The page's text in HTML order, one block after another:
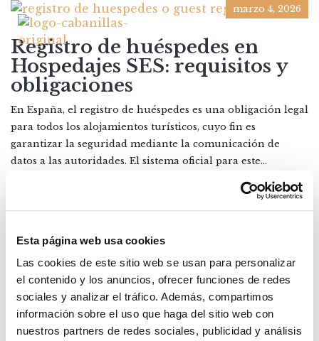
Esta página web usa cookies
Las cookies de este sitio web se usan para personalizar
el contenido y los anuncios, ofrecer funciones de redes
sociales y analizar el tráfico. Además, compartimos
información sobre el uso que haga del sitio web con
nuestros partners de redes sociales, publicidad y análisis
marzo 4, 2026
Registro de huéspedes en
Hospedajes SES: requisitos y
obligaciones
En España, el registro de huéspedes es una obligación legal
para todos los alojamientos turísticos, cuyo fin es
garantizar la seguridad mediante la comunicación de
datos a las autoridades. El sistema oficial para este...
CATEGORIAS